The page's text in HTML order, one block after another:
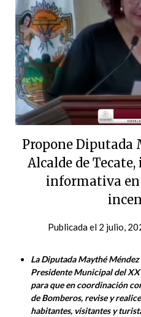
Propone Diputada
Alcalde de
informativa en
Publicada el 2 julio,
La Diputada Maythé
Presidente Municipal del
para que en coordinación
de Bomberos, revise y
habitantes, visitantes y